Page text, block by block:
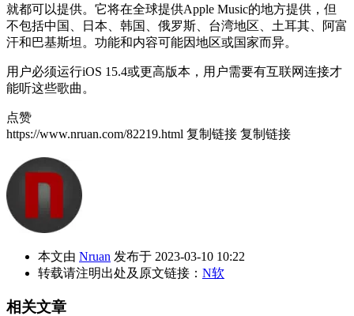
就都可以提供。它将在全球提供Apple Music的地方提供，但
不包括中国、日本、韩国、俄罗斯、台湾地区、土耳其、阿富
汗和巴基斯坦。功能和内容可能因地区或国家而异。
用户必须运行iOS 15.4或更高版本，用户需要有互联网连接才
能听这些歌曲。
点赞
https://www.nruan.com/82219.html 复制链接 复制链接
本文由 Nruan 发布于 2023-03-10 10:22
转载请注明出处及原文链接： N软
相关文章